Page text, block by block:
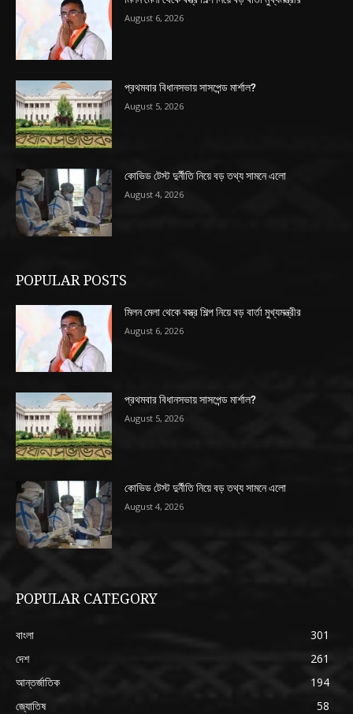
August 6, 2026
প্রথমবার বিধানসভায় সাসপেন্ড মার্শাল?
August 5, 2026
কোভিড টেস্ট দুর্নীতি নিয়ে বড় তথ্য সামনে এলো
August 4, 2026
POPULAR POSTS
মিলন মেলা থেকে বস্ত্র শিল্প নিয়ে বড় বার্তা মুখ্যমন্ত্রীর
August 6, 2026
প্রথমবার বিধানসভায় সাসপেন্ড মার্শাল?
August 5, 2026
কোভিড টেস্ট দুর্নীতি নিয়ে বড় তথ্য সামনে এলো
August 4, 2026
POPULAR CATEGORY
বাংলা
301
দেশ
261
আন্তর্জাতিক
194
জ্যোতিষ
58